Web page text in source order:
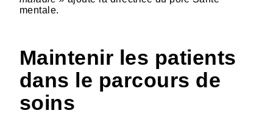
mentale.
Maintenir les patients
dans le parcours de
soins